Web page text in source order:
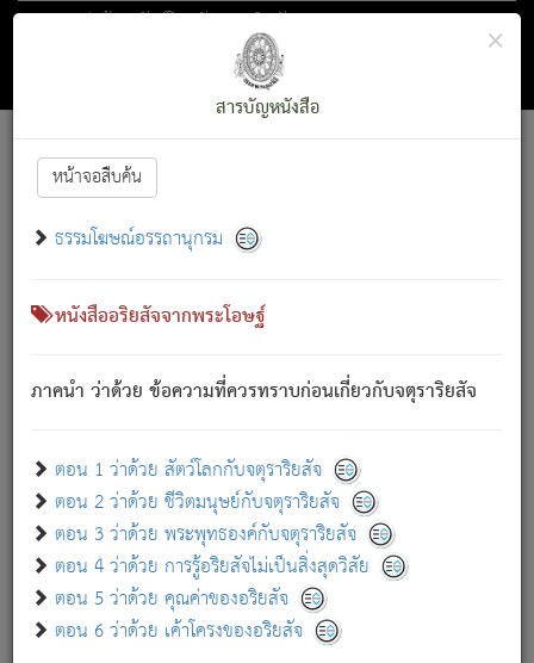
ตอน 1 ว่าด้วย สัตว์โลกกับจตุราริยสัจ
สารบัญ×
สารบัญหนังสือ
หน้าจอสืบค้น
ธรรมโฆษณ์อรรถานุกรม
หนังสืออริยสัจจากพระโอษฐ์
ภาคนำ ว่าด้วย ข้อความที่ควรทราบก่อนเกี่ยวกับจตุราริยสัจ
ตอน 1 ว่าด้วย สัตว์โลกกับจตุราริยสัจ
ตอน 2 ว่าด้วย ชีวิตมนุษย์กับจตุราริยสัจ
ตอน 3 ว่าด้วย พระพุทธองค์กับจตุราริยสัจ
ตอน 4 ว่าด้วย การรู้อริยสัจไม่เป็นสิ่งสุดวิสัย
ตอน 5 ว่าด้วย คุณค่าของอริยสัจ
ตอน 6 ว่าด้วย เค้าโครงของอริยสัจ
Font :15 ]||
สัตว์โลกนี้ เกิดความเดือดร้อนแล้ว มีผัสสะบังหน้า
เขาสำคัญสิ่งใด โดยความเป็นประการใด แต่สิ่งนั้นย่อมเป็น
(ตามที่เป็นจริง) โดยประการอื่นจากที่เขาสำคัญนั้น
สัตว์โลกติดข้องอยู่ในภพ ถูกภพบังหน้าแล้ว มีภพโดยความ
เป็นอย่างอื่น (จากที่มันเป็นอยู่จริง) จึงได้เพลิดเพลินยิ่งนักในภพ
เขาเพลิดเพลินยิ่งนักในสิ่งใด สิ่งนั้นเป็นภัย (ที่เขาไม่รู้จัก)
เขากลัวต่อสิ่งใดสิ่งนั้นเป็นทุกข์
พรหมจรรย์นี้ อันบุคคลย่อมประพฤติ ก็เพื่อการละขาดซึ่ง
ภพ.
สมณะหรือพราหมณ์เหล่าใด กล่าวความหลุดพ้นจากภพว่า
มีได้เพราะภพ เรากล่าวว่า สมณะหรือพราหมณ์ทั้งปวงนั้น
มิใช่ผู้หลดพ้นจากภพ.